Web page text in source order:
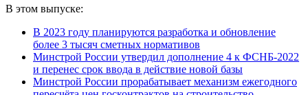
В этом выпуске:
В 2023 году планируются разработка и обновление
более 3 тысяч сметных нормативов
Минстрой России утвердил дополнение 4 к ФСНБ-2022
и перенес срок ввода в действие новой базы
Минстрой России прорабатывает механизм ежегодного